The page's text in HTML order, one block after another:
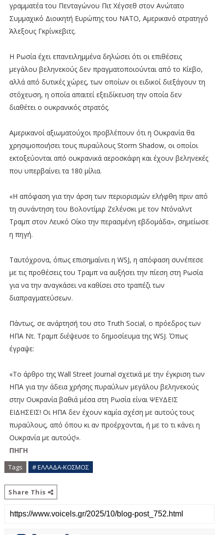
γραμματέα του Πενταγώνου Πιτ Χέγσεθ στον Ανώτατο
Συμμαχικό Διοικητή Ευρώπης του ΝΑΤΟ, Αμερικανό στρατηγό
Άλεξους Γκρίνκεβιτς.
Η Ρωσία έχει επανειλημμένα δηλώσει ότι οι επιθέσεις
μεγάλου βεληνεκούς δεν πραγματοποιούνται από το Κίεβο,
αλλά από δυτικές χώρες, των οποίων οι ειδικοί διεξάγουν τη
στόχευση, η οποία απαιτεί εξειδίκευση την οποία δεν
διαθέτει ο ουκρανικός στρατός.
Αμερικανοί αξιωματούχοι προβλέπουν ότι η Ουκρανία θα
χρησιμοποιήσει τους πυραύλους Storm Shadow, οι οποίοι
εκτοξεύονται από ουκρανικά αεροσκάφη και έχουν βεληνεκές
που υπερβαίνει τα 180 μίλια.
«Η απόφαση για την άρση των περιορισμών ελήφθη πριν από
τη συνάντηση του Βολοντίμιρ Ζελένσκι με τον Ντόναλντ
Τραμπ στον Λευκό Οίκο την περασμένη εβδομάδα», σημείωσε
η πηγή.
Ταυτόχρονα, όπως επισημαίνει η WSJ, η απόφαση συνέπεσε
με τις προθέσεις του Τραμπ να αυξήσει την πίεση στη Ρωσία
για να την αναγκάσει να καθίσει στο τραπέζι των
διαπραγματεύσεων.
Πάντως, σε ανάρτησή του στο Truth Social, ο πρόεδρος των
ΗΠΑ Ντ. Τραμπ διέψευσε το δημοσίευμα της WSJ. Όπως
έγραψε:
«Το άρθρο της Wall Street Journal σχετικά με την έγκριση των
ΗΠΑ για την άδεια χρήσης πυραύλων μεγάλου βεληνεκούς
στην Ουκρανία βαθιά μέσα στη Ρωσία είναι ΨΕΥΔΕΙΣ
ΕΙΔΗΣΕΙΣ! Οι ΗΠΑ δεν έχουν καμία σχέση με αυτούς τους
πυραύλους, από όπου κι αν προέρχονται, ή με το τι κάνει η
Ουκρανία με αυτούς!».
ΠΗΓΗ
Tags # ΕΛΛΑΔΑ-ΚΟΣΜΟΣ
Share This